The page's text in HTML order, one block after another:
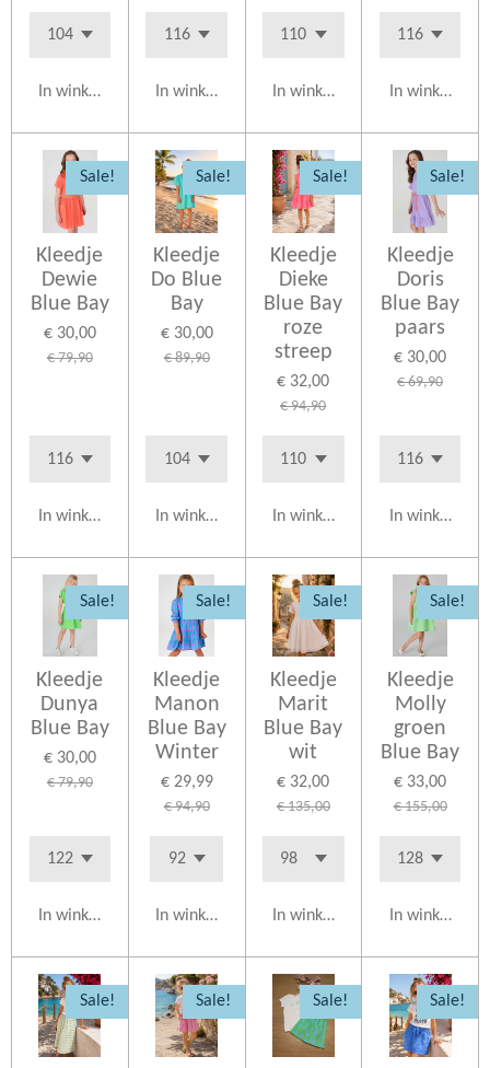
In winkelwagen In winkelwagen In winkelwagen In
Sale!
Kleedje
Dewie
Blue Bay
€ 30,00
€ 79,90
In winkelwagen
Sale!
Kleedje
Do Blue
Bay
€ 30,00
€ 89,90
In winkelwagen
Sale!
Kleedje
Dieke
Blue Bay
roze
streep
€ 32,00
€ 94,90
In winkelwagen
Sale!
Kleedje
Doris
Blue Bay
paars
€ 30,00
€ 69,90
In
Sale!
Kleedje
Dunya
Blue Bay
€ 30,00
€ 79,90
In winkelwagen
Sale!
Kleedje
Manon
Blue Bay
Winter
€ 29,99
€ 94,90
In winkelwagen
Sale!
Kleedje
Marit
Blue Bay
wit
€ 32,00
€ 135,00
In winkelwagen
Sale!
Kleedje
Molly
groen
Blue Bay
€ 33,00
€ 155,00
In
Sale! Sale! Sale! Sale!